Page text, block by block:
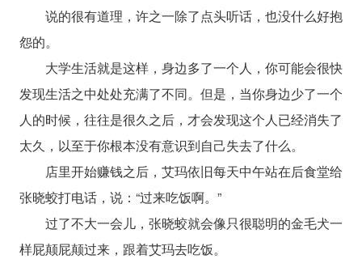
说的很有道理，许之一除了点头听话，也没什么好抱
怨的。
大学生活就是这样，身边多了一个人，你可能会很快
发现生活之中处处充满了不同。但是，当你身边少了一个
人的时候，往往是很久之后，才会发现这个人已经消失了
太久，以至于你根本没有意识到自己失去了什么。
店里开始赚钱之后，艾玛依旧每天中午站在后食堂给
张晓蛟打电话，说：“过来吃饭啊。”
过了不大一会儿，张晓蛟就会像只很聪明的金毛犬一
样屁颠屁颠过来，跟着艾玛去吃饭。